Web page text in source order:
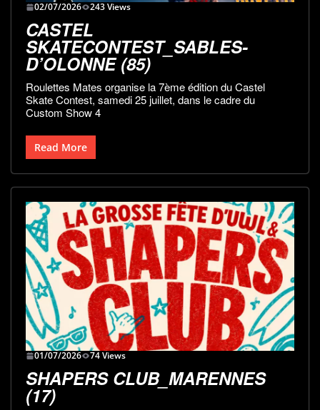
02/07/2026 243 Views
CASTEL
SKATECONTEST_SABLES-
D’OLONNE (85)
Roulettes Mates organise la 7ème édition du Castel
Skate Contest, samedi 25 juillet, dans le cadre du
Custom Show 4
Read More
01/07/2026 74 Views
SHAPERS CLUB_MARENNES
(17)